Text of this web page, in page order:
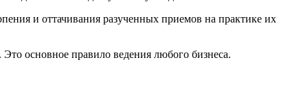
и оттачивания разученных приемов на практике их
основное правило ведения любого бизнеса.